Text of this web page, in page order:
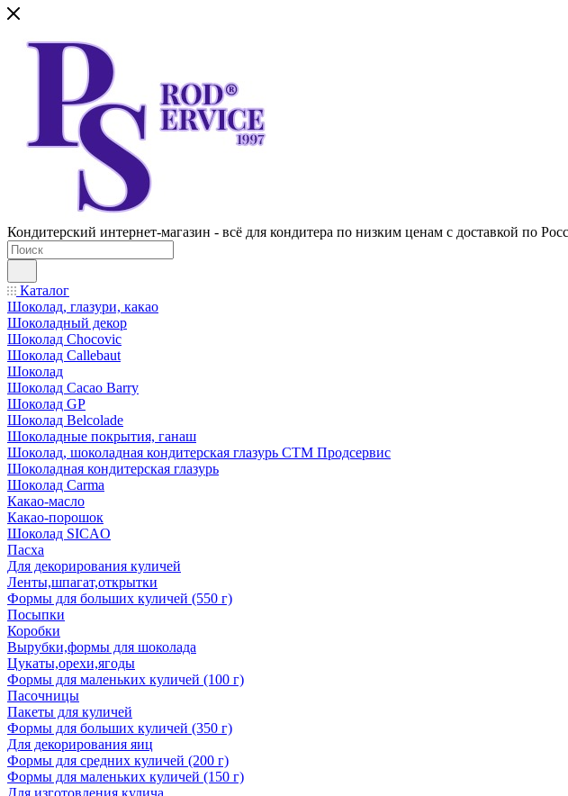
Кондитерский интернет-магазин - всё для кондитера по низким ценам с доставкой по
Каталог
Шоколад, глазури, какао
Шоколадный декор
Шоколад Chocovic
Шоколад Callebaut
Шоколад
Шоколад Cacao Barry
Шоколад GP
Шоколад Belcolade
Шоколадные покрытия, ганаш
Шоколад, шоколадная кондитерская глазурь СТМ Продсервис
Шоколадная кондитерская глазурь
Шоколад Carma
Какао-масло
Какао-порошок
Шоколад SICAO
Пасха
Для декорирования куличей
Ленты,шпагат,открытки
Формы для больших куличей (550 г)
Посыпки
Коробки
Вырубки,формы для шоколада
Цукаты,орехи,ягоды
Формы для маленьких куличей (100 г)
Пасочницы
Пакеты для куличей
Формы для больших куличей (350 г)
Для декорирования яиц
Формы для средних куличей (200 г)
Формы для маленьких куличей (150 г)
Для изготовления кулича